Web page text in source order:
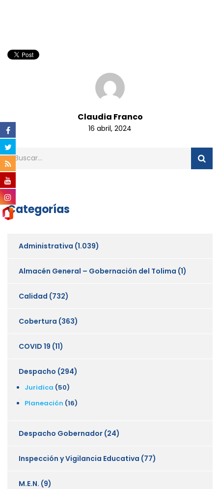
Claudia Franco
16 abril, 2024
Categorías
Administrativa (1.039)
Almacén General – Gobernación del Tolima (1)
Calidad (732)
Cobertura (363)
COVID 19 (11)
Despacho (294)
Juridica (50)
Planeación (16)
Despacho Gobernador (24)
Inspección y Vigilancia Educativa (77)
M.E.N. (9)